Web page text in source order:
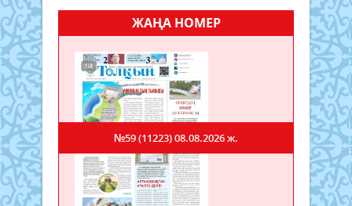
ЖАҢА НОМЕР
№59 (11223)08.08.2026 ж.